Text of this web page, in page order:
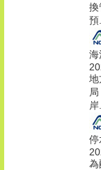
換
預...
海
地
岸...
停
為